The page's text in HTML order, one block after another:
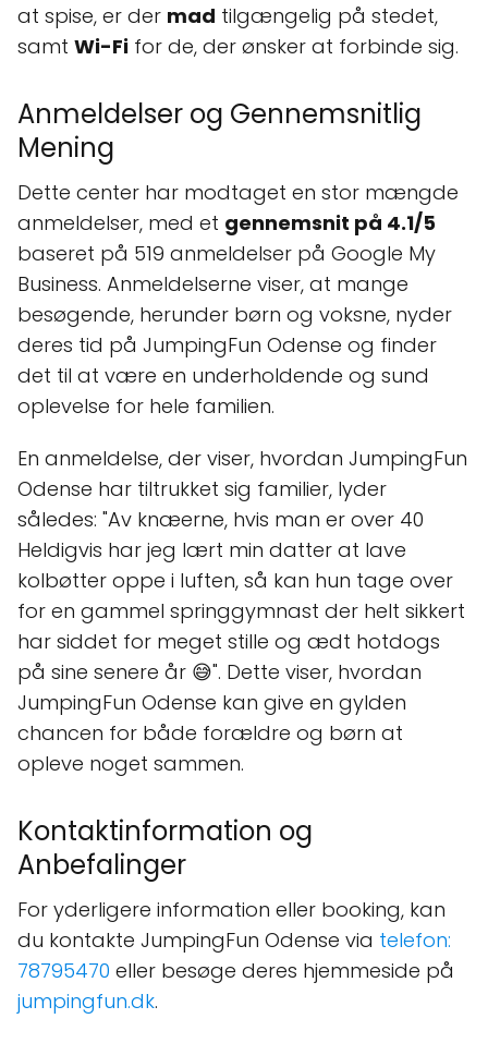
at spise, er der mad tilgængelig på stedet,
samt Wi-Fi for de, der ønsker at forbinde sig.
Anmeldelser og Gennemsnitlig
Mening
Dette center har modtaget en stor mængde
anmeldelser, med et gennemsnit på 4.1/5
baseret på 519 anmeldelser på Google My
Business. Anmeldelserne viser, at mange
besøgende, herunder børn og voksne, nyder
deres tid på JumpingFun Odense og finder
det til at være en underholdende og sund
oplevelse for hele familien.
En anmeldelse, der viser, hvordan JumpingFun
Odense har tiltrukket sig familier, lyder
således: "Av knæerne, hvis man er over 40
Heldigvis har jeg lært min datter at lave
kolbøtter oppe i luften, så kan hun tage over
for en gammel springgymnast der helt sikkert
har siddet for meget stille og ædt hotdogs
på sine senere år 😅". Dette viser, hvordan
JumpingFun Odense kan give en gylden
chancen for både forældre og børn at
opleve noget sammen.
Kontaktinformation og
Anbefalinger
For yderligere information eller booking, kan
du kontakte JumpingFun Odense via telefon:
78795470 eller besøge deres hjemmeside på
jumpingfun.dk.